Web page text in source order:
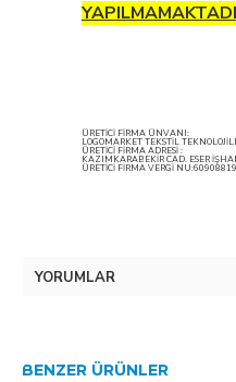
ÜRETİCİ FİRMA ÜNVANI:
LOGOMARKET TEKSTİL
ÜRETİCİ FİRMA ADRESİ :
KAZIMKARABEKİR CAD. ESER
ÜRETİCİ FİRMA VERGİ
YORUMLAR
BENZER ÜRÜNLER